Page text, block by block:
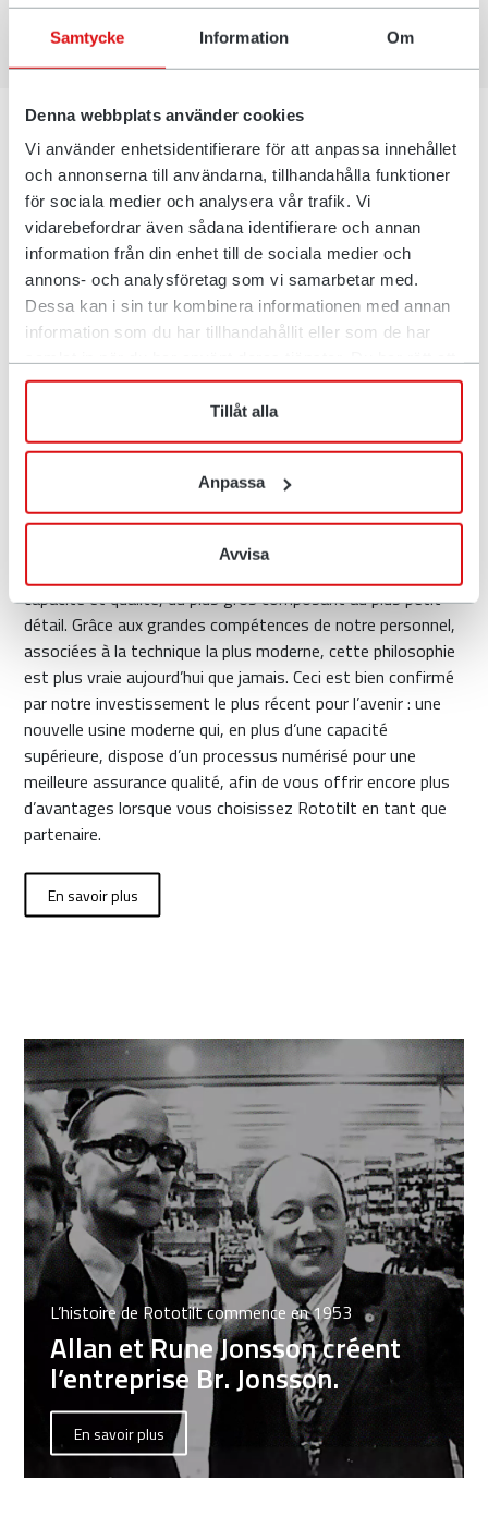
Samtycke Information Om
Denna webbplats använder cookies
Vi använder enhetsidentifierare för att anpassa innehållet
och annonserna till användarna, tillhandahålla funktioner
för sociala medier och analysera vår trafik. Vi
vidarebefordrar även sådana identifierare och annan
information från din enhet till de sociala medier och
annons- och analysföretag som vi samarbetar med.
Dessa kan i sin tur kombinera informationen med annan
information som du har tillhandahållit eller som de har
när som helst återkalla ditt lämnade samtycke.
Tillåt alla
Anpassa
Avvisa
En savoir plus
Nouveautés dans la production –
encore plus d’avantages pour les
Notre siège social et notre usine sont situés à Vindeln,
dans le nord de la Suède. Ici, ainsi que sur nos autres sites
capacité et qualité, du plus gros composant au plus petit
détail. Grâce aux grandes compétences de notre personnel,
associées à la technique la plus moderne, cette philosophie
est plus vraie aujourd’hui que jamais. Ceci est bien confirmé
par notre investissement le plus récent pour l’avenir : une
nouvelle usine moderne qui, en plus d’une capacité
supérieure, dispose d’un processus numérisé pour une
meilleure assurance qualité, afin de vous offrir encore plus
d’avantages lorsque vous choisissez Rototilt en tant que
partenaire.
En savoir plus
L’histoire de Rototilt commence en 1953
Allan et Rune Jonsson créent
l’entreprise Br. Jonsson.
En savoir plus